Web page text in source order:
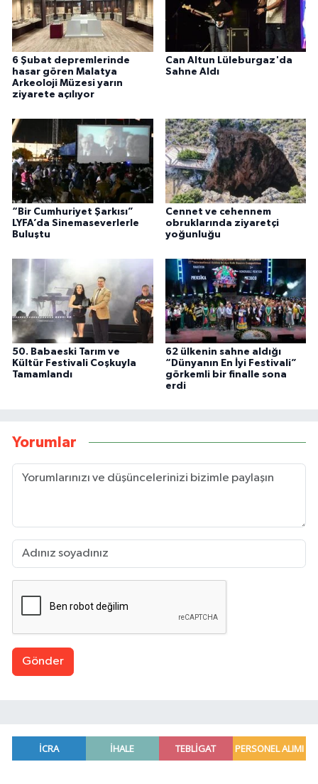
6 Şubat depremlerinde
hasar gören Malatya
Arkeoloji Müzesi yarın
ziyarete açılıyor
Can Altun Lüleburgaz'da
Sahne Aldı
“Bir Cumhuriyet Şarkısı”
LYFA’da Sinemaseverlerle
Buluştu
Cennet ve cehennem
obruklarında ziyaretçi
yoğunluğu
50. Babaeski Tarım ve
Kültür Festivali Coşkuyla
Tamamlandı
62 ülkenin sahne aldığı
“Dünyanın En İyi Festivali”
görkemli bir finalle sona
erdi
Yorumlar
Gönder